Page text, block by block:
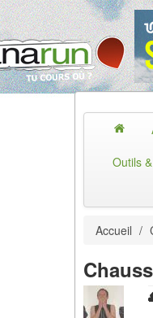
Outils
Accueil /